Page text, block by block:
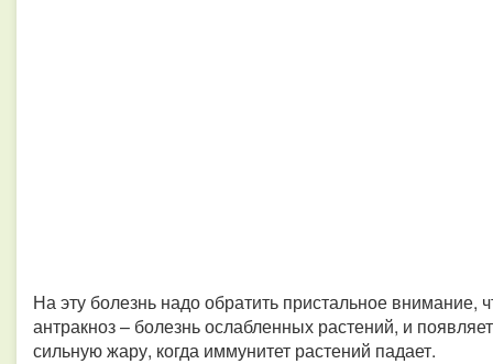
На эту болезнь надо обратить пристальное
антракноз – болезнь ослабленных растений, и
сильную жару, когда иммунитет растений падает.